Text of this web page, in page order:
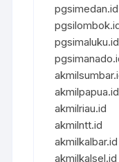
pgsimedan.id
pgsimaluku.id
akmilpapua.id
akmilriau.id
akmilntt.id
akmilkalbar.id
akmilkalsel.id